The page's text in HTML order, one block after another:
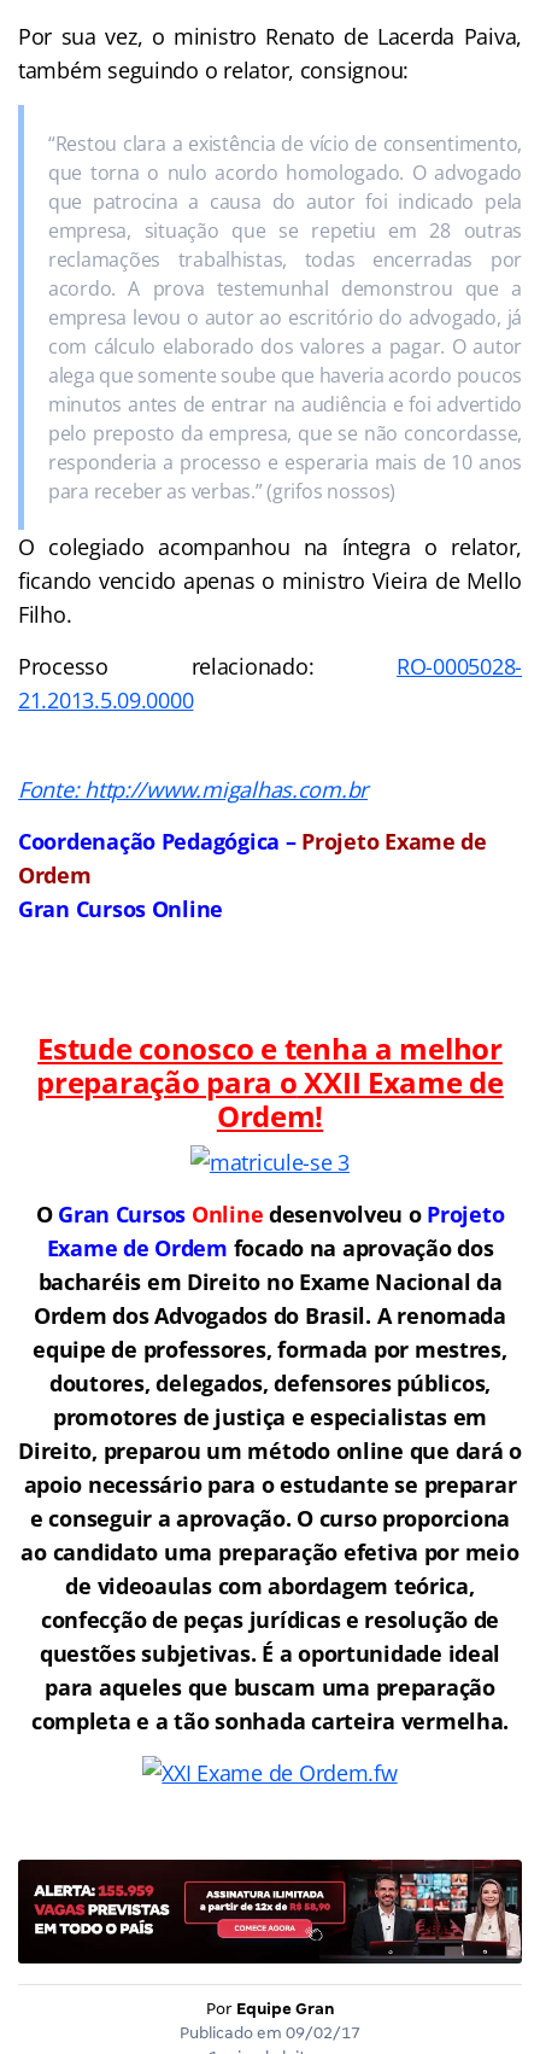
Por sua vez, o ministro Renato de Lacerda Paiva,
também seguindo o relator, consignou:
“Restou clara a existência de vício de consentimento,
que torna o nulo acordo homologado. O advogado
que patrocina a causa do autor foi indicado pela
empresa, situação que se repetiu em 28 outras
reclamações trabalhistas, todas encerradas por
acordo. A prova testemunhal demonstrou que a
empresa levou o autor ao escritório do advogado, já
com cálculo elaborado dos valores a pagar. O autor
alega que somente soube que haveria acordo poucos
minutos antes de entrar na audiência e foi advertido
pelo preposto da empresa, que se não concordasse,
responderia a processo e esperaria mais de 10 anos
para receber as verbas.” (grifos nossos)
O colegiado acompanhou na íntegra o relator,
ficando vencido apenas o ministro Vieira de Mello
Filho.
Processo relacionado: RO-0005028-
21.2013.5.09.0000
Fonte: http://www.migalhas.com.br
Coordenação Pedagógica – Projeto Exame de
Ordem
Gran Cursos Online
Estude conosco e tenha a melhor
preparação para oXXII Exame de
Ordem!
O Gran Cursos Online desenvolveu o Projeto
Exame de Ordem focado na aprovação dos
bacharéis em Direito no Exame Nacional da
Ordem dos Advogados do Brasil. A renomada
equipe de professores, formada por mestres,
doutores, delegados, defensores públicos,
promotores de justiça e especialistas em
Direito, preparou um método online que dará o
apoio necessário para o estudante se preparar
e conseguir a aprovação. O curso proporciona
ao candidato uma preparação efetiva por meio
de videoaulas com abordagem teórica,
confecção de peças jurídicas e resolução de
questões subjetivas. É a oportunidade ideal
para aqueles que buscam uma preparação
completa e a tão sonhada carteira vermelha.
Por Equipe Gran
Publicado em 09/02/17